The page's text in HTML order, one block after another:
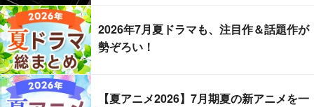
2026年7月夏ドラマも、注目作＆話題作が
勢ぞろい！
【夏アニメ2026】7月期夏の新アニメを一